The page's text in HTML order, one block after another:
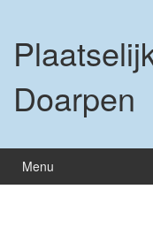
inhoud
hoofdmenu
Doarpen
Menu